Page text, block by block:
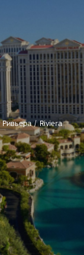
Ривьера / Riviera